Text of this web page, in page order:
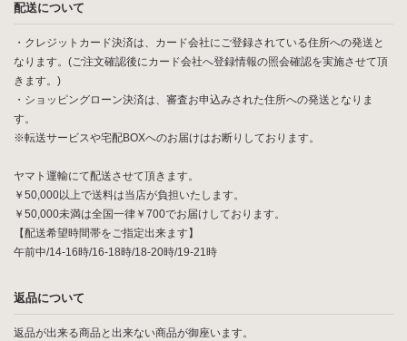
配送について
・クレジットカード決済は、カード会社にご登録されている住所への発送と
なります。(ご注文確認後にカード会社へ登録情報の照会確認を実施させて頂
きます。)
・ショッピングローン決済は、審査お申込みされた住所への発送となりま
す。
※転送サービスや宅配BOXへのお届けはお断りしております。
ヤマト運輸にて配送させて頂きます。
￥50,000以上で送料は当店が負担いたします。
￥50,000未満は全国一律￥700でお届けしております。
【配送希望時間帯をご指定出来ます】
午前中/14-16時/16-18時/18-20時/19-21時
返品について
返品が出来る商品と出来ない商品が御座います。